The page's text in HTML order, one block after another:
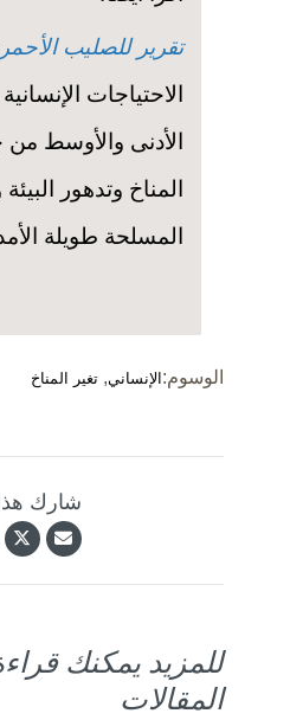
تقرير للصليب الأحمر
الاحتياجات
الأدنى والأوسط من
المناخ وتدهور
المسلحة طويلة
الوسوم: الإنساني, تغير المناخ
شارك
للمزيد يمكنك
المقالات